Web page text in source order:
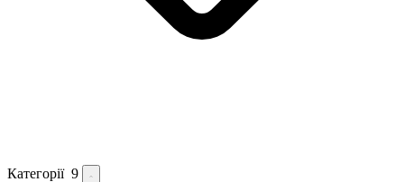
Категорії 9